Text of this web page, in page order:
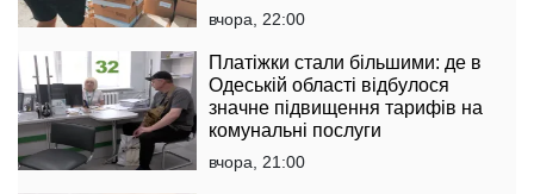
вчора, 22:00
Платіжки стали більшими: де в
Одеській області відбулося
значне підвищення тарифів на
комунальні послуги
вчора, 21:00